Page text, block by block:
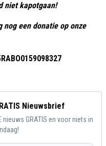
niet kapotgaan!
nog een donatie op onze
Nieuwsbrief
nieuws GRATIS en voor niets in